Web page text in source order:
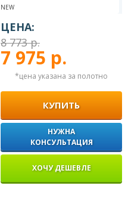
NEW
ЦЕНА:
8 773 р.
7 975 р.
*цена указана за полотно
КУПИТЬ
НУЖНА
КОНСУЛЬТАЦИЯ
ХОЧУ ДЕШЕВЛЕ